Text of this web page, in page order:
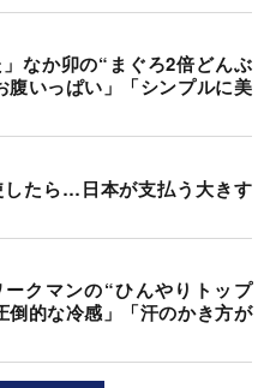
なか卯の“まぐろ2倍どんぶ
腹いっぱい」「シンプルに美
たら…日本が支払う大きす
ークマンの“ひんやりトップ
倒的な冷感」「汗のかき方が